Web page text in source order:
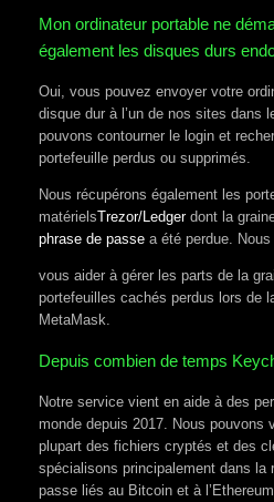
Mon ordinateur portable ne
également les disques durs
Oui, vous pouvez envoyer votre
disque dur à l’un de nos sites dans
pouvons contourner le login et
portefeuille perdus ou supprimés.
Nous récupérons également les
matérielsTrezor/Ledgerdont la
phrase de passe a été perdue. Nous
vous aider à gérer les parts de la
portefeuilles cachés perdus lors de
MetaMask.
Depuis combien de temps
Notre service vient en aide à des
monde depuis 2017. Nous pouvons
plupart des fichiers cryptés et des
spécialisons principalement dans la
passe liés au Bitcoin et à